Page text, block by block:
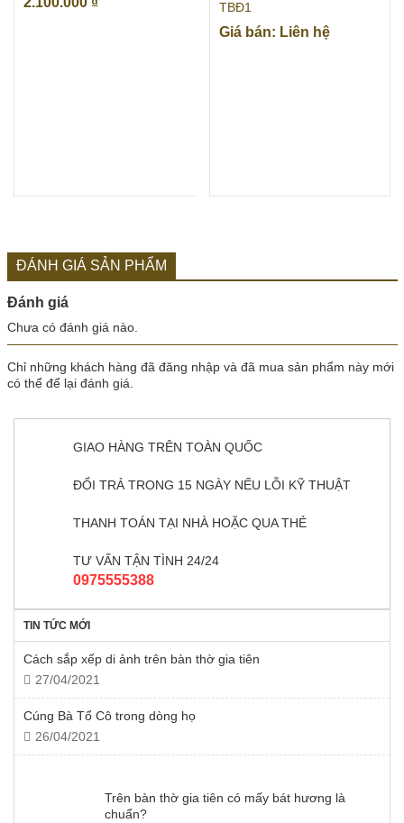
TBĐ1
Giá bán: Liên hệ
ĐÁNH GIÁ SẢN PHẨM
Đánh giá
Chưa có đánh giá nào.
Chỉ những khách hàng đã đăng nhập và đã mua sản phẩm này mới
có thể để lại đánh giá.
GIAO HÀNG TRÊN TOÀN QUỐC
ĐỔI TRẢ TRONG 15 NGÀY NẾU LỖI KỸ THUẬT
THANH TOÁN TẠI NHÀ HOẶC QUA THẺ
TƯ VẤN TẬN TÌNH 24/24
0975555388
TIN TỨC MỚI
Cách sắp xếp di ảnh trên bàn thờ gia tiên
27/04/2021
Cúng Bà Tổ Cô trong dòng họ
26/04/2021
Trên bàn thờ gia tiên có mấy bát hương là
chuẩn?